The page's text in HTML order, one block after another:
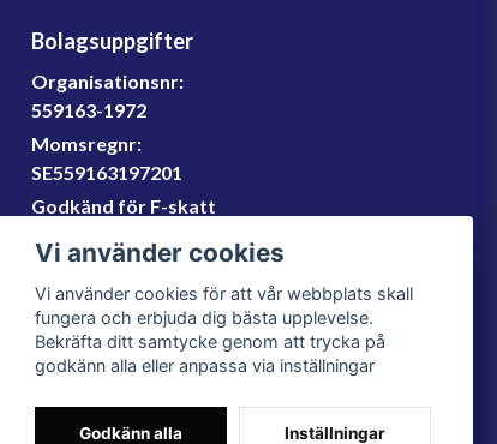
Bolagsuppgifter
Organisationsnr:
559163-1972
Momsregnr:
SE559163197201
Godkänd för F-skatt
060-566 800
Vi använder cookies
Vi använder cookies för att vår webbplats skall
fungera och erbjuda dig bästa upplevelse.
Bekräfta ditt samtycke genom att trycka på
godkänn alla eller anpassa via inställningar
Godkänn alla Inställningar